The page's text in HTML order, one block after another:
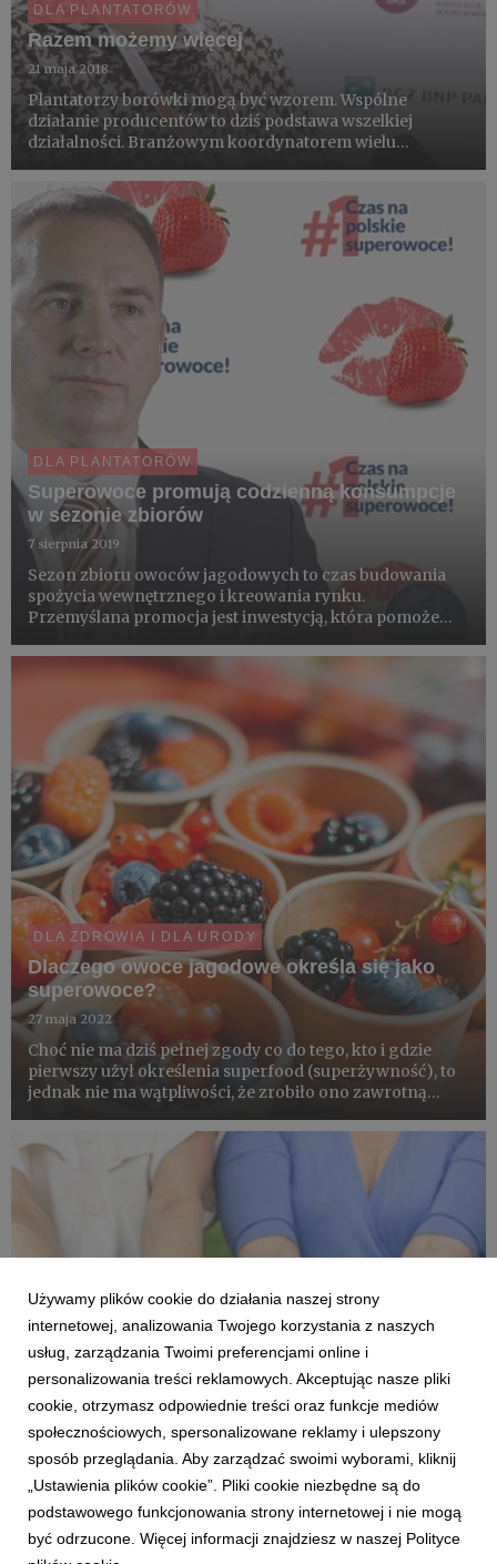
DLA PLANTATORÓW
Razem możemy więcej
21 maja 2018
Plantatorzy borówki mogą być wzorem. Wspólne
działanie producentów to dziś podstawa wszelkiej
działalności. Branżowym koordynatorem wielu
Wspólnie, razem, możemy więcej niż pojedynczo –
Fundacja pokazuje, że współpraca j...
DLA PLANTATORÓW
Superowoce promują codzienną konsumpcje
w sezonie zbiorów
7 sierpnia 2019
Sezon zbioru owoców jagodowych to czas budowania
spożycia wewnętrznego i kreowania rynku.
Przemyślana promocja jest inwestycją, która pomoże
związane z zakładaniem nowych plantacji i zmianą
DLA ZDROWIA I DLA URODY
Dlaczego owoce jagodowe określa się jako
superowoce?
27 maja 2022
Choć nie ma dziś pełnej zgody co do tego, kto i gdzie
pierwszy użył określenia superfood (superżywność), to
jednak nie ma wątpliwości, że zrobiło ono zawrotną
produktów spożywczych z kategorii superfoods – czyli
posiadaj...
DLA ZDROWIA I DLA URODY
Jedz codziennie, czyli jagodowa sztafeta
Cieszmy się pełnią sezonu truskawkowego i już
wypatrujmy pierwszych polskich malin. W czerwcu
Używamy plików cookie do działania naszej strony
internetowej, analizowania Twojego korzystania z naszych
usług, zarządzania Twoimi preferencjami online i
personalizowania treści reklamowych. Akceptując nasze pliki
cookie, otrzymasz odpowiednie treści oraz funkcje mediów
społecznościowych, spersonalizowane reklamy i ulepszony
sposób przeglądania. Aby zarządzać swoimi wyborami, kliknij
„Ustawienia plików cookie”. Pliki cookie niezbędne są do
podstawowego funkcjonowania strony internetowej i nie mogą
być odrzucone. Więcej informacji znajdziesz w naszej Polityce